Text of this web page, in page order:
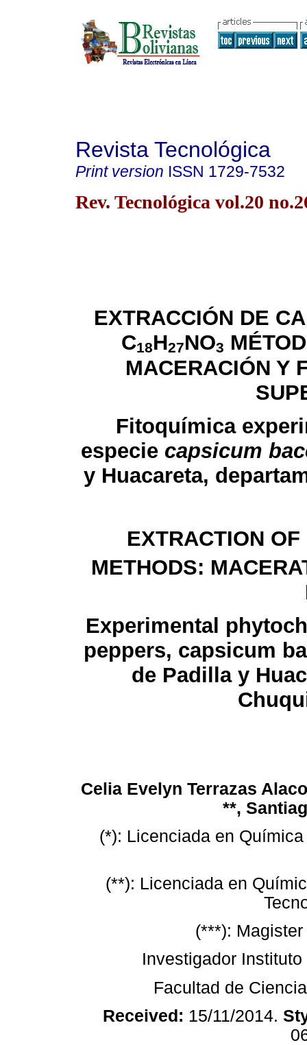
Revista Tecnológica
Print version ISSN 1729-7532
Rev. Tecnológica vol.20
EXTRACCIÓN DE
C18H27NO3
MACERACIÓN Y
Fitoquímica
especie capsicum
y Huacareta,
EXTRACTION
METHODS:
Experimental
peppers, capsicum
de Padilla y
Celia Evelyn Terrazas
**,
(*): Licenciada en
(**): Licenciada en
(***):
Investigador
Facultad de
Received: 15/11/2014.